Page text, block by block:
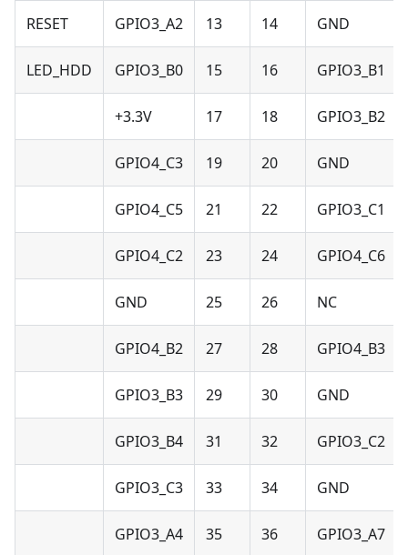
RESET GPIO3_A2 13 14 GND
LED_HDD GPIO3_B0 15 16 GPIO3_B1
+3.3V 17 18 GPIO3_B2
GPIO4_C3 19 20 GND
GPIO4_C5 21 22 GPIO3_C1
GPIO4_C2 23 24 GPIO4_C6
GND 25 26 NC
GPIO4_B2 27 28 GPIO4_B3
GPIO3_B3 29 30 GND
GPIO3_B4 31 32 GPIO3_C2
GPIO3_C3 33 34 GND
GPIO3_A4 35 36 GPIO3_A7